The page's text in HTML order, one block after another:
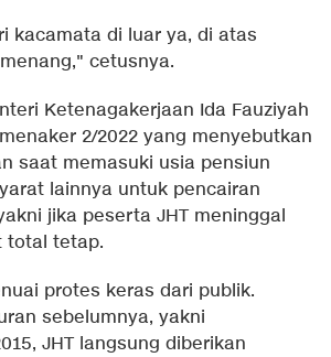
kacamata di luar ya, di atas
cetusnya.
Ketenagakerjaan Ida Fauziyah
2/2022 yang menyebutkan
saat memasuki usia pensiun
lainnya untuk pencairan
jika peserta JHT meninggal
total tetap.
protes keras dari publik.
sebelumnya, yakni
JHT langsung diberikan